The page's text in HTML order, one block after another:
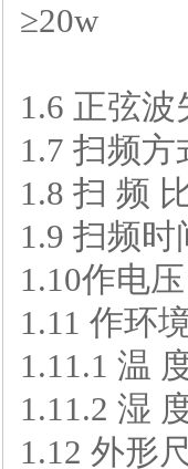
≥20w
1.6 正弦
1.7 扫频
1.8 扫 频
1.9 扫频时
1.10作电
1.11 作环
1.11.1 温
1.11.2 湿
1.12 外形